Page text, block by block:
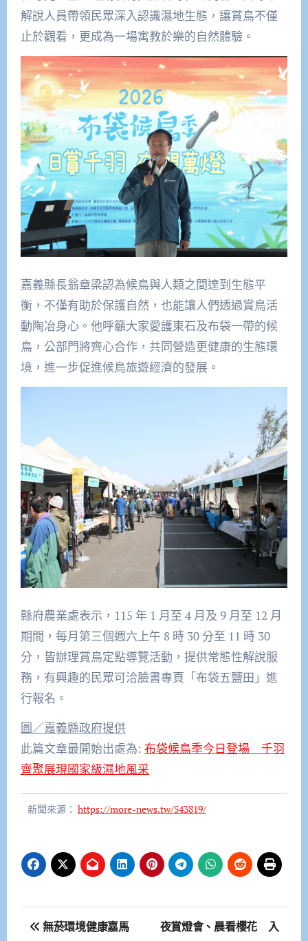
解說人員帶領民眾深入認識濕地生態，讓賞鳥不僅
止於觀看，更成為一場寓教於樂的自然體驗。
嘉義縣長翁章梁認為候鳥與人類之間達到生態平
衡，不僅有助於保護自然，也能讓人們透過賞鳥活
動陶冶身心。他呼籲大家愛護東石及布袋一帶的候
鳥，公部門將齊心合作，共同營造更健康的生態環
境，進一步促進候鳥旅遊經濟的發展。
縣府農業處表示，115 年 1 月至 4 月及 9 月至 12 月
期間，每月第三個週六上午 8 時 30 分至 11 時 30
分，皆辦理賞鳥定點導覽活動，提供常態性解說服
務，有興趣的民眾可洽臉書專頁「布袋五鹽田」進
行報名。
圖／嘉義縣政府提供
此篇文章最開始出處為: 布袋候鳥季今日登場 千羽
齊聚展現國家級濕地風采
新聞來源： https://more-news.tw/543819/
文 無菸環境健康嘉馬
夜賞燈會、晨看櫻花 入